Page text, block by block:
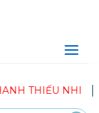
THIẾU NHI